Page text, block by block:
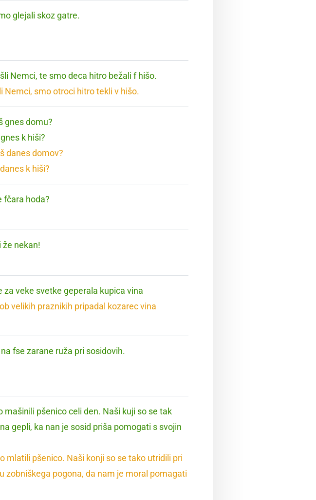
glejali skoz gatre.
Nemci, te smo deca hitro bežali f hišo.
Nemci, smo otroci hitro tekli v hišo.
gnes domu?
k hiši?
danes domov?
k hiši?
fčara hoda?
že nekan!
za veke svetke geperala kupica vina
velikih praznikih pripadal kozarec vina
fse zarane ruža pri sosidovih.
mašinili pšenico celi den. Naši kuji so se tak
gepli, ka nan je sosid priša pomogati s svojin
mlatili pšenico. Naši konji so se tako utridili pri
zobniškega pogona, da nam je moral pomagati